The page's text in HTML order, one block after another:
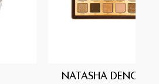
NATASHA DENONA